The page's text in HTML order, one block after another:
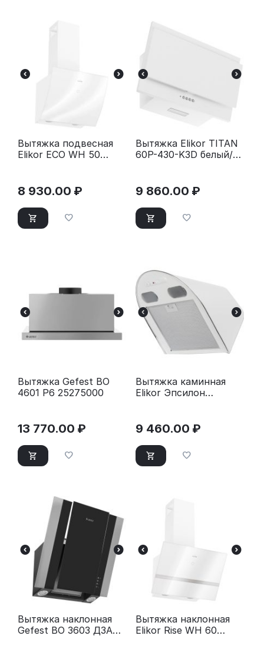
Вытяжка подвесная
Elikor ECO WH 50
8 930.00 ₽
Вытяжка Elikor TITAN
60P-430-K3D белый/
9 860.00 ₽
Вытяжка Gefest ВО
4601 Р6 25275000
13 770.00 ₽
Вытяжка каминная
Elikor Эпсилон
9 460.00 ₽
Вытяжка наклонная
Gefest ВО 3603 Д3А
Вытяжка наклонная
Elikor Rise WH 60